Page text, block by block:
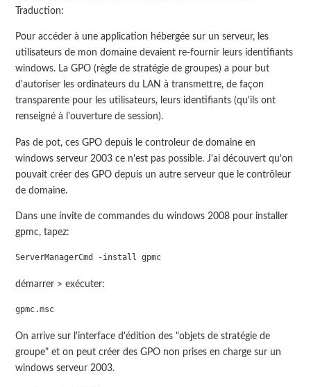
Traduction:
Pour accéder à une application hébergée sur un serveur, les
utilisateurs de mon domaine devaient re-fournir leurs identifiants
windows. La GPO (règle de stratégie de groupes) a pour but
d'autoriser les ordinateurs du LAN à transmettre, de façon
transparente pour les utilisateurs, leurs identifiants (qu'ils ont
renseigné à l'ouverture de session).
Pas de pot, ces GPO depuis le controleur de domaine en
windows serveur 2003 ce n'est pas possible. J'ai découvert qu'on
pouvait créer des GPO depuis un autre serveur que le contrôleur
de domaine.
Dans une invite de commandes du windows 2008 pour installer
gpmc, tapez:
démarrer > exécuter:
On arrive sur l'interface d'édition des "objets de stratégie de
groupe" et on peut créer des GPO non prises en charge sur un
windows serveur 2003.